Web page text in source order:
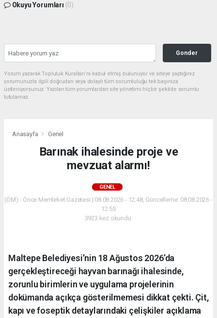
Okuyu Yorumları (0)
Gonder
Yorum yazarak Topluluk Kuralları’nı kabul etmiş bulunuyor ve siteye yaptığınız
yorumunuzla ilgili doğrudan veya dolaylı tüm sorumluluğu tek başınıza
üstleniyorsunuz. Yazılan tüm yorumlardan site yönetimi hiçbir şekilde sorumlu
tutulamaz.
Anasayfa Genel
Barınak ihalesinde proje ve
mevzuat alarmı!
GENEL
(ÖM) - Önce Memleket Gazetesi | 08.08.2026 - 12:48, Güncelleme: 08.08.2026 -
12:55
3923 kez okundu.
Maltepe Belediyesi’nin 18 Ağustos 2026’da
gerçekleştireceği hayvan barınağı ihalesinde,
zorunlu birimlerin ve uygulama projelerinin
dokümanda açıkça gösterilmemesi dikkat çekti. Çit,
kapı ve foseptik detaylarındaki çelişkiler açıklama